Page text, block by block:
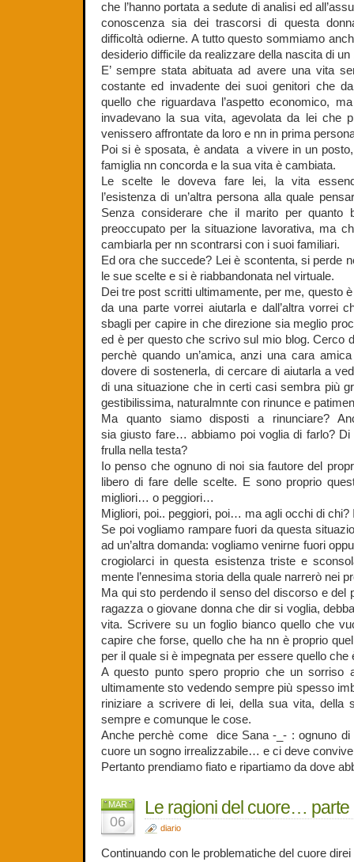
che l’hanno portata a sedute di analisi ed
conoscenza sia dei trascorsi di questa
difficoltà odierne. A tutto questo sommiamo
desiderio difficile da realizzare della nascita di un
E’ sempre stata abituata ad avere una vita
costante ed invadente dei suoi genitori che
quello che riguardava l’aspetto economico,
invadevano la sua vita, agevolata da lei che
venissero affrontate da loro e nn in prima
Poi si è sposata, è andata a vivere in un
famiglia nn concorda e la sua vita è cambiata.
Le scelte le doveva fare lei, la vita
l’esistenza di un’altra persona alla quale
Senza considerare che il marito per quanto
preoccupato per la situazione lavorativa, ma
cambiarla per nn scontrarsi con i suoi familiari.
Ed ora che succede? Lei è scontenta, si perde
le sue scelte e si è riabbandonata nel virtuale.
Dei tre post scritti ultimamente, per me, questo
da una parte vorrei aiutarla e dall’altra vorrei
sbagli per capire in che direzione sia meglio
ed è per questo che scrivo sul mio blog. Cerco
perchè quando un’amica, anzi una cara
dovere di sostenerla, di cercare di aiutarla a
di una situazione che in certi casi sembra più
gestibilissima, naturalmnte con rinunce e
Ma quanto siamo disposti a rinunciare?
sia giusto fare… abbiamo poi voglia di farlo?
frulla nella testa?
Io penso che ognuno di noi sia fautore del
libero di fare delle scelte. E sono proprio
migliori… o peggiori…
Migliori, poi.. peggiori, poi… ma agli occhi di chi?
Se poi vogliamo rampare fuori da questa
ad un’altra domanda: vogliamo venirne fuori
crogiolarci in questa esistenza triste e
mente l’ennesima storia della quale narrerò nei
Ma qui sto perdendo il senso del discorso e del
ragazza o giovane donna che dir si voglia,
vita. Scrivere su un foglio bianco quello che
capire che forse, quello che ha nn è proprio
per il quale si è impegnata per essere quello che
A questo punto spero proprio che un sorriso
ultimamente sto vedendo sempre più spesso
riniziare a scrivere di lei, della sua vita, della
sempre e comunque le cose.
Anche perchè come dice Sana -_- : ognuno di
cuore un sogno irrealizzabile… e ci deve
Pertanto prendiamo fiato e ripartiamo da dove
MAR
06
Le ragioni del cuore… parte
diario
Continuando con le problematiche del cuore